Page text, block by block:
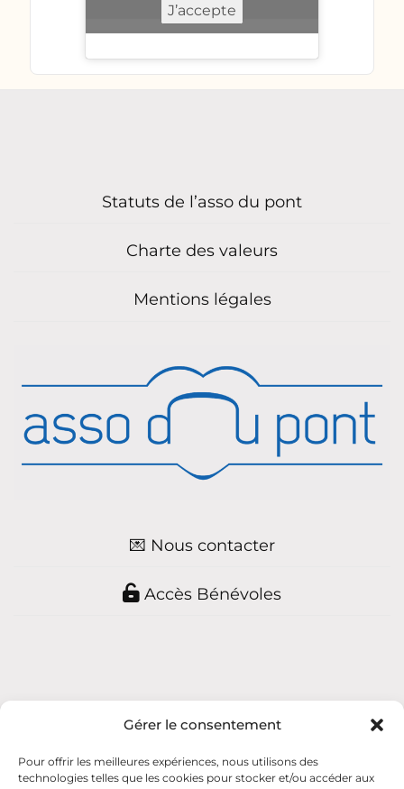
Gérer le consentement
Pour offrir les meilleures expériences, nous utilisons des
technologies telles que les cookies pour stocker et/ou accéder aux
J’accepte
Statuts de l’asso du pont
Charte des valeurs
Mentions légales
💌 Nous contacter
Accès Bénévoles
asso du pont — 2026 — association loi 1901